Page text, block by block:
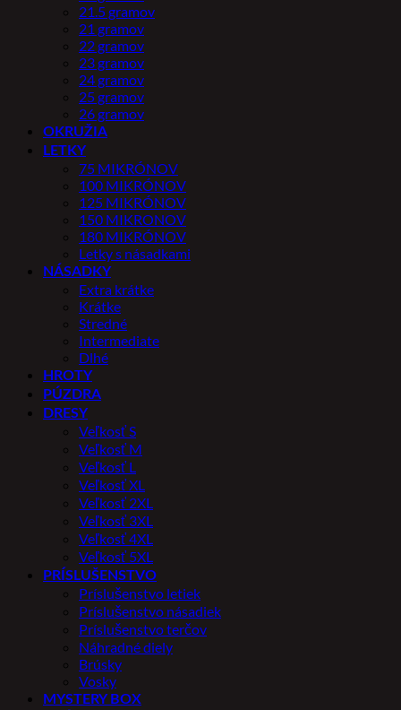
21.5 gramov
21 gramov
22 gramov
23 gramov
24 gramov
25 gramov
26 gramov
OKRUŽIA
LETKY
75 MIKRÓNOV
100 MIKRÓNOV
125 MIKRÓNOV
150 MIKRONOV
180 MIKRÓNOV
Letky s násadkami
NÁSADKY
Extra krátke
Krátke
Stredné
Intermediate
Dlhé
HROTY
PÚZDRA
DRESY
Veľkosť S
Veľkosť M
Veľkosť L
Veľkosť XL
Veľkosť 2XL
Veľkosť 3XL
Veľkosť 4XL
Veľkosť 5XL
PRÍSLUŠENSTVO
Príslušenstvo letiek
Príslušenstvo násadiek
Príslušenstvo terčov
Náhradné diely
Brúsky
Vosky
MYSTERY BOX